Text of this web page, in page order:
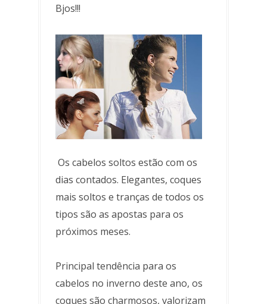
Bjos!!!
Os cabelos soltos estão com os
dias contados. Elegantes, coques
mais soltos e tranças de todos os
tipos são as apostas para os
próximos meses.
Principal tendência para os
cabelos no inverno deste ano, os
coques são charmosos, valorizam